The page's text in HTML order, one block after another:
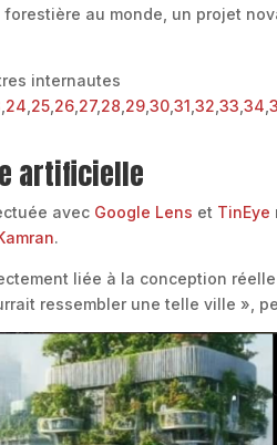
au monde, un projet
internautes
24 25 26 27, 28 29 ,30 ,31 ,32 ,33 ,34 ,
artificielle
avec Google Lens et TinEye
.
liée à la conception
ressembler une telle ville »,